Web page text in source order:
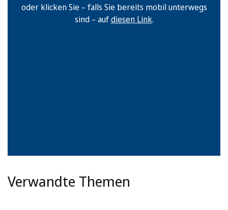
oder klicken Sie – falls Sie bereits mobil unterwegs
sind – aufdiesen Link.
Verwandte Themen